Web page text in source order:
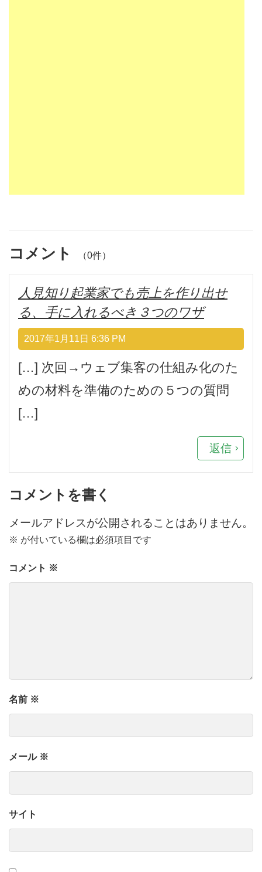
コメント （0件）
人見知り起業家でも売上を作り出せ
る、手に入れるべき３つのワザ
2017年1月11日 6:36 PM
[…] 次回→ウェブ集客の仕組み化のた
めの材料を準備のための５つの質問
[…]
返信
コメントを書く
メールアドレスが公開されることはありません。
※ が付いている欄は必須項目です
コメント ※
名前 ※
メール ※
サイト